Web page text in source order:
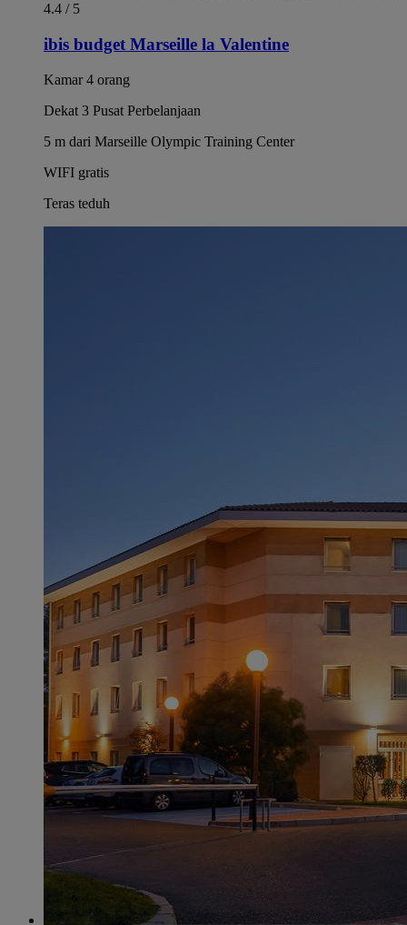
4.4 / 5
ibis budget Marseille la Valentine
Kamar 4 orang
Dekat 3 Pusat Perbelanjaan
5 m dari Marseille Olympic Training Center
WIFI gratis
Teras teduh